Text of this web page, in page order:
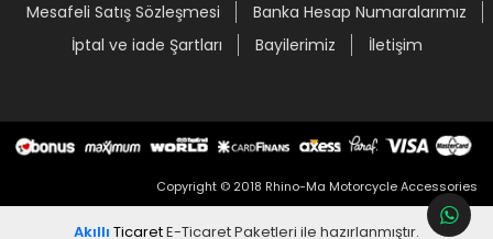
Mesafeli Satış Sözleşmesi
Banka Hesap Numaralarımız
İptal ve iade Şartları
Bayilerimiz İletişim
Copyright © 2018 Rhino-Ma Motorcycle Accessories
Akıllı TicaretE-Ticaret Paketleri ile hazırlanmıştır.